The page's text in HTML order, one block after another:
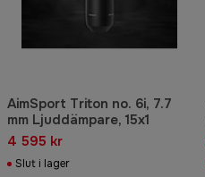
AimSport Triton no. 6i, 7.7
mm Ljuddämpare, 15x1
4 595 kr
Slut i lager